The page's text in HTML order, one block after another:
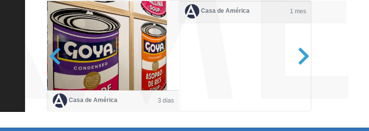
Casa de América 3 días
Casa de América 1 mes